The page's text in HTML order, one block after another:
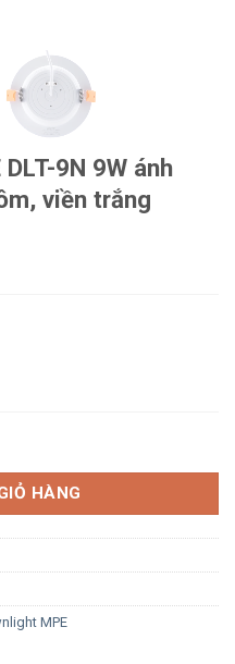
9N 9W ánh
viền trắng
ánh sáng trung tính vỏ
HÀNG
MPE